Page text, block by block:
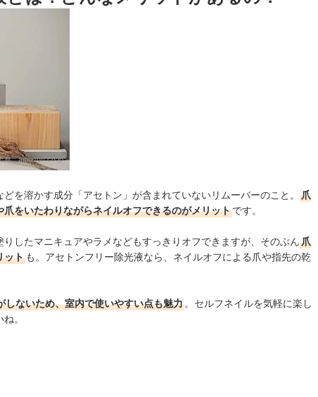
う
チェック！
典：amazon.co.jp
を溶かす成分「アセトン」が含まれていないリムーバーのこと。
爪
をいたわりながらネイルオフできるのがメリットです。
したマニキュアやラメなどもすっきりオフできますが、そのぶん爪
ット も。アセトンフリー除光液なら、ネイルオフによる爪や指先の乾
しないため、室内で使いやすい点も魅力 。セルフネイルを気軽に楽し
。